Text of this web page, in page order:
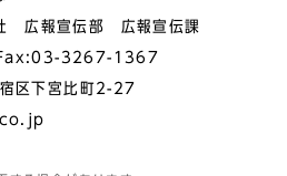
広報宣伝部 広報宣伝課
3267-1367
区下宮比町2-27